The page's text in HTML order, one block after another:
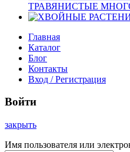
ТРАВЯНИСТЫЕ
Главная
Каталог
Блог
Контакты
Вход / Регистрация
Войти
закрыть
Имя пользователя или